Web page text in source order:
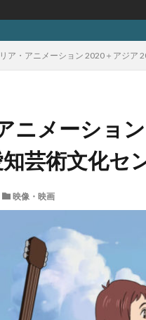
ア・アニメーション 2020＋アジア
ニメーショ
芸術文化セ
映像・映画